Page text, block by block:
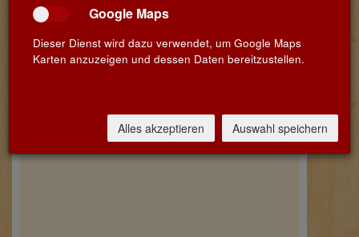
Google Maps
Dieser Dienst wird dazu verwendet, um Google Maps
Karten anzuzeigen und dessen Daten bereitzustellen.
Alles akzeptieren Auswahl speichern